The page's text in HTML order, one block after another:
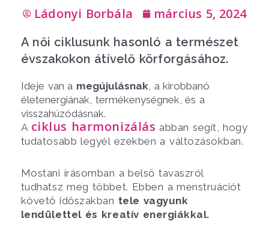
Ládonyi Borbála március 5, 2024
A női ciklusunk hasonló a természet
évszakokon átívelő körforgásához.
Ideje van a megújulásnak , a kirobbanó
életenergiának, termékenységnek, és a
visszahúzódásnak.
A ciklus harmonizálás abban segít, hogy
tudatosabb legyél ezekben a változásokban.
Mostani írásomban a belső tavaszról
tudhatsz meg többet. Ebben a menstruációt
követő időszakban tele vagyunk
lendülettel és kreatív energiákkal.